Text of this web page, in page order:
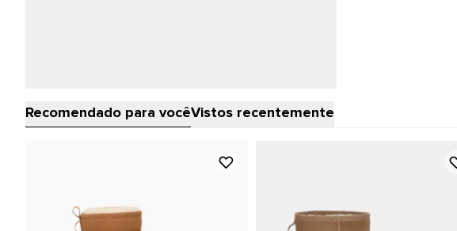
Recomendado para vocêVistos recentemente